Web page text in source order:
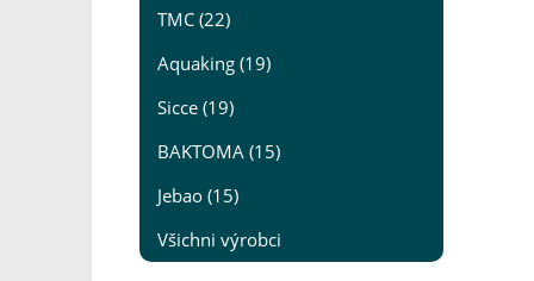
TMC (22)
Aquaking (19)
Sicce (19)
BAKTOMA (15)
Jebao (15)
Všichni výrobci